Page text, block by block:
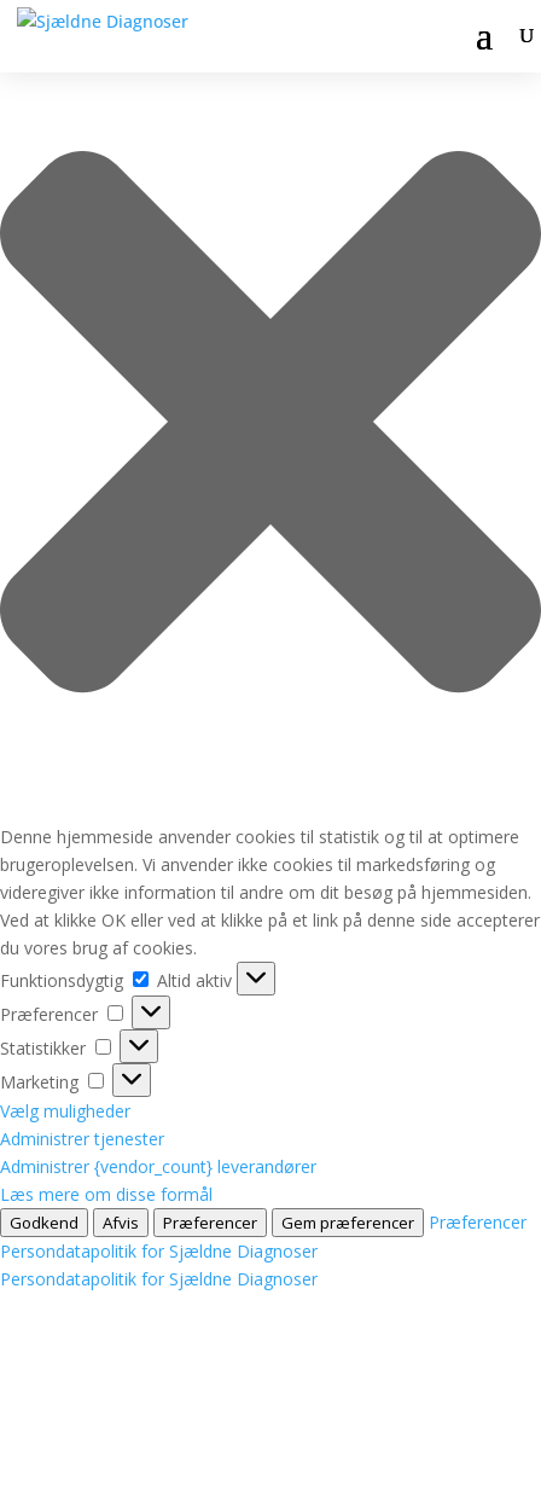
Administrer samtykke til cookies
Denne hjemmeside anvender cookies til statistik og til at optimere
brugeroplevelsen. Vi anvender ikke cookies til markedsføring og
videregiver ikke information til andre om dit besøg på hjemmesiden.
Ved at klikke OK eller ved at klikke på et link på denne side accepterer
du vores brug af cookies.
Funktionsdygtig
Funktionsdygtig
Altid aktiv
Præferencer
Præferencer
Statistikker
Statistikker
Marketing
Marketing
Vælg muligheder
Administrer tjenester
Administrer {vendor_count} leverandører
Læs mere om disse formål
Godkend Afvis Præferencer Gem præferencer
Præferencer
Persondatapolitik for Sjældne Diagnoser
Persondatapolitik for Sjældne Diagnoser